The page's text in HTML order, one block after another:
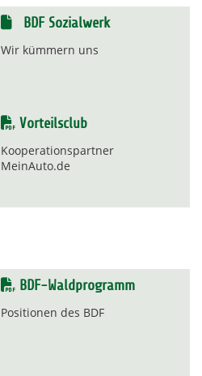
BDF Sozialwerk
Wir kümmern uns
Vorteilsclub
Kooperationspartner
MeinAuto.de
BDF-Waldprogramm
Positionen des BDF